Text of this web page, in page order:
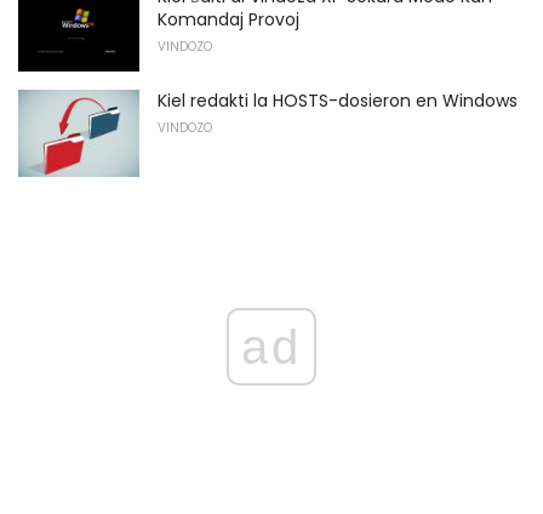
Komandaj Provoj
VINDOZO
Kiel redakti la HOSTS-dosieron en Windows
VINDOZO
ad